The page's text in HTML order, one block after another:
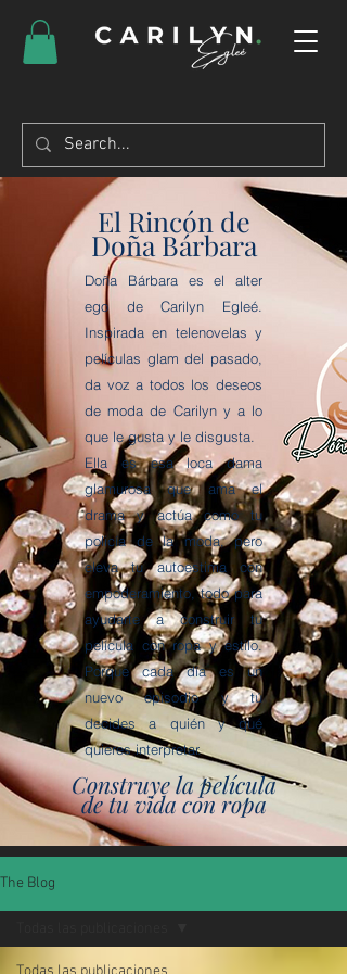
El Rincón de
Doña Bárbara
Doña Bárbara es el alter
ego de Carilyn Egleé.
Inspirada en telenovelas y
películas glam del pasado,
da voz a todos los deseos
de moda de Carilyn y a lo
que le gusta y le disgusta.
Ella es esa loca dama
glamurosa que ama el
drama y actúa como tu
policía de la moda, pero
eleva tu autoestima con
empoderamiento, todo para
ayudarte a construir tu
película con ropa y estilo.
Porque cada día es un
nuevo episodio y tú
decides a quién y qué
quieres interpretar.
Construye la película
de tu vida con ropa
The Blog